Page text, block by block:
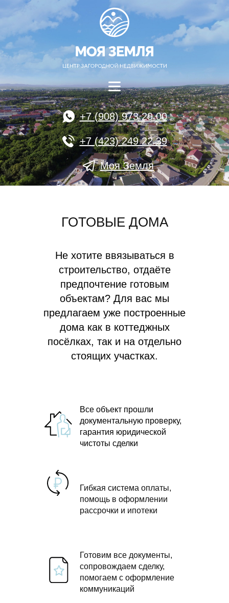
+7 (908) 973 29 00
+7 (423) 249 22 39
Моя Земля
ГОТОВЫЕ ДОМА
Не хотите ввязываться в
строительство, отдаёте
предпочтение готовым
объектам? Для вас мы
предлагаем уже построенные
дома как в коттеджных
посёлках, так и на отдельно
стоящих участках.
Все объект прошли
документальную проверку,
гарантия юридической
чистоты сделки
Гибкая система оплаты,
помощь в оформлении
рассрочки и ипотеки
Готовим все документы,
сопровождаем сделку,
помогаем с оформление
коммуникаций